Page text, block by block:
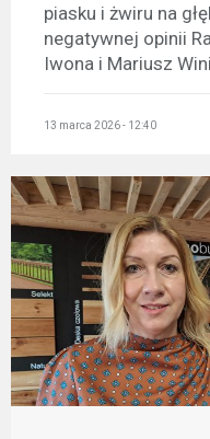
piasku i żwiru na
negatywnej opinii
Iwona i Mariusz
13 marca 2026 - 12:40